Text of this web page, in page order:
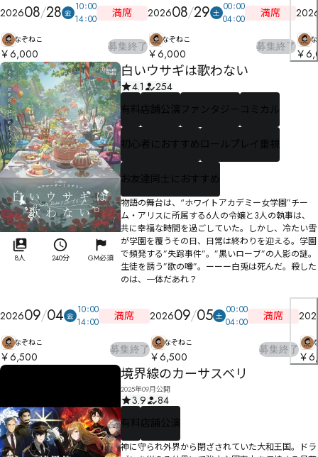
はない。――誰が柊木家を継ぐのか。その座を掴むもの
が決まるまで、柊木家の明日は来ない。月光に照ら
された偽りの宴が始まる。互いの思惑が交錯する
中、最後に嗤うのは果たして誰か。
202608 28 金 10 00
14 00 満席
なぞねこ
￥6,000
募集終了
202608 29 土 00 00
04 00 満席
なぞねこ
￥6,000
募集終了
￥
8人 240分 GM必須
白いウサギは歌わない
4.1
254
有料 店舗公演ファンタジー コミカル
初心者におすすめ ロールプレイ重視
お友達同士におすすめ
物語の舞台は、“ホワイトアカデミー女学園”チー
ム・アリスに所属する6人の令嬢と3人の執事は、
共に幸福な時間を過ごしていた。しかし、冷たい雪
が学園を覆うその日、日常は終わりを迎える。学園
で頻発する”失踪事件”。”黒いローブ”の人影の謎。
生徒を誘う”歌の噂”。ーーー白兎は死んだ。殺した
のは、一体だあれ？
202609 04 金 10 00
14 00 満席
なぞねこ
￥6,500
募集終了
202609 05 土 00 00
04 00 満席
なぞねこ
￥6,500
募集終了
￥
境界線のカーサスベリ
2025年09月公開
3.9
84
有料 店舗公演
神に守られ外界から閉ざされていた大和王国。ドラ